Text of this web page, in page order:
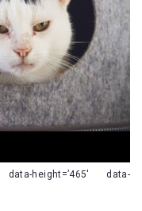
height=’465′ data-